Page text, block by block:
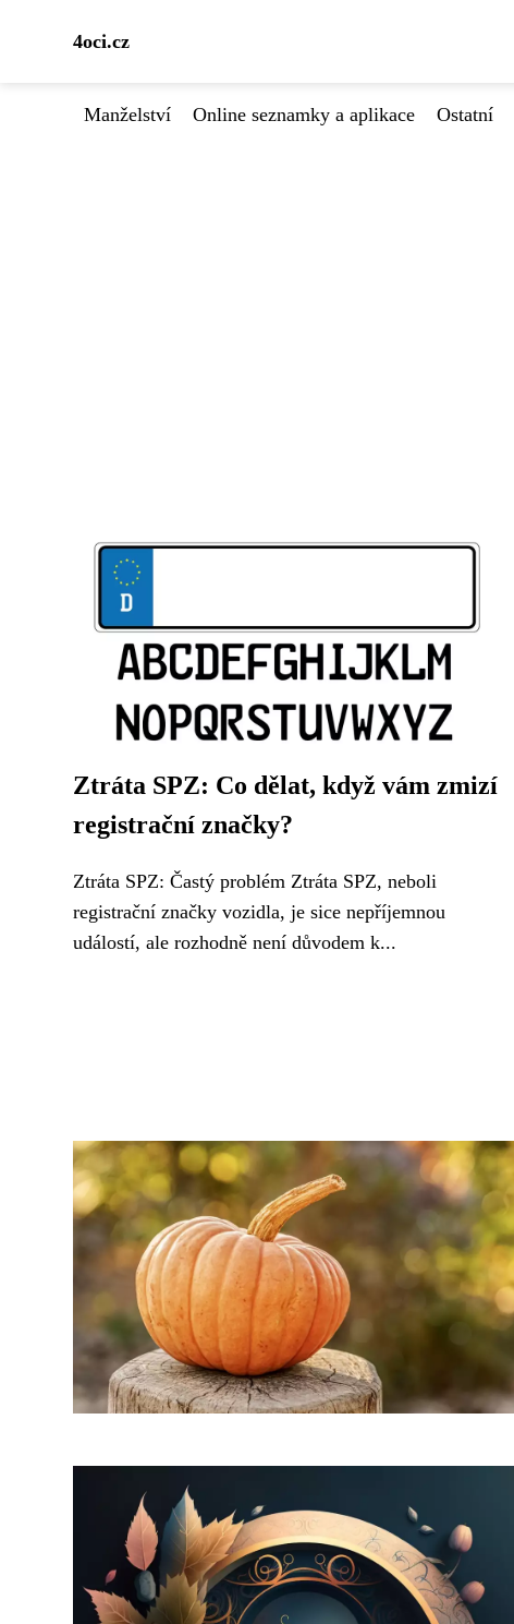
4oci.cz
Manželství Online seznamky a aplikace Ostatní
Ztráta SPZ: Co dělat, když vám zmizí
registrační značky?
Ztráta SPZ: Častý problém Ztráta SPZ, neboli
registrační značky vozidla, je sice nepříjemnou
událostí, ale rozhodně není důvodem k...